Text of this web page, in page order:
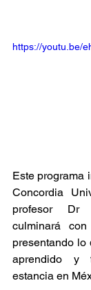
https://youtu.be/
Este programa
Concordia
profesor Dr
culminará
presentando lo
aprendido y
estancia en